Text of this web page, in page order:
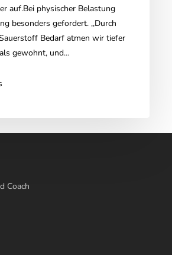
auf.Bei physischer Belastung
besonders gefordert. ,,Durch
Bedarf atmen wir tiefer
gewohnt, und…
Coach